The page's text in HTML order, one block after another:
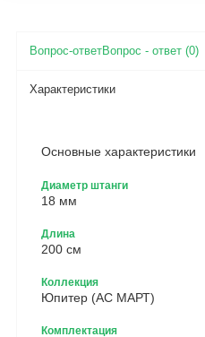
Вопрос - ответ (0)
Основные характеристики
Диаметр штанги
18 мм
Длина
200 см
Коллекция
Юпитер (АС МАРТ)
Комплектация